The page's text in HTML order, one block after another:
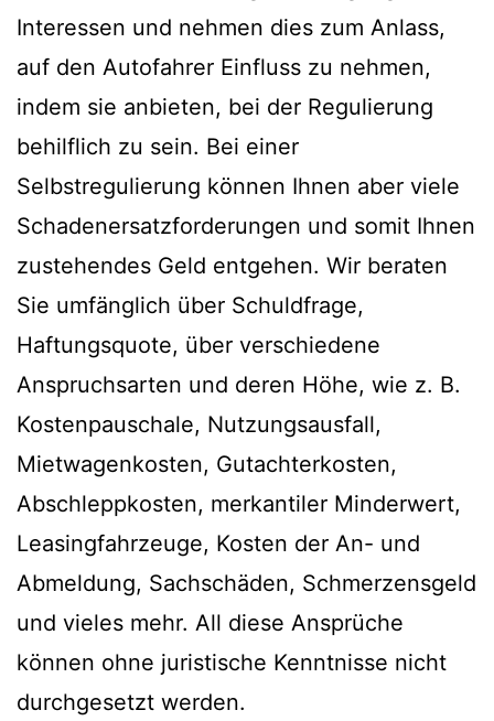
Interessen und nehmen dies zum Anlass,
auf den Autofahrer Einfluss zu nehmen,
indem sie anbieten, bei der Regulierung
behilflich zu sein. Bei einer
Selbstregulierung können Ihnen aber viele
Schadenersatzforderungen und somit Ihnen
zustehendes Geld entgehen. Wir beraten
Sie umfänglich über Schuldfrage,
Haftungsquote, über verschiedene
Anspruchsarten und deren Höhe, wie z. B.
Kostenpauschale, Nutzungsausfall,
Mietwagenkosten, Gutachterkosten,
Abschleppkosten, merkantiler Minderwert,
Leasingfahrzeuge, Kosten der An- und
Abmeldung, Sachschäden, Schmerzensgeld
und vieles mehr. All diese Ansprüche
können ohne juristische Kenntnisse nicht
durchgesetzt werden.